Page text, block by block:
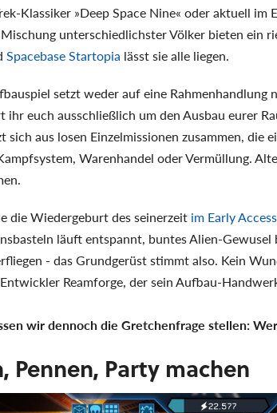
Klassiker »Deep Space Nine« oder aktuell im
unterschiedlichster Völker bieten ein
Spacebase Startopia lässt sie alle liegen.
setzt weder auf eine
ihr euch ausschließlich um den Ausbau eurer
sich aus losen Einzelmissionen zusammen, die
Warenhandel oder Vermüllung.
die Wiedergeburt des seinerzeit im Early
läuft entspannt, buntes Alien-
- das Grundgerüst stimmt also. Kein
Reamforge, der sein Aufbau-
wir dennoch die Gretchenfrage stellen:
Pennen, Party machen